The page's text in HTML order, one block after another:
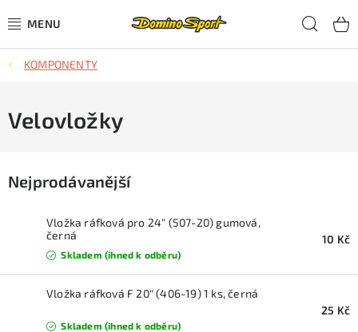
na
CYKLISTIKA
SJEZDOVÉ LYŽOVÁNÍ
BĚŽECKÉ LYŽOVÁNÍ
OBLEČENÍ A OBUV
BĚHÁNÍ
KOMPONENTY
Velovložky
Nejprodávanější
Vložka ráfková pro 24" (507-20) gumová,
černá
Skladem (ihned k odběru)
10 Kč
Vložka ráfková F 20" (406-19) 1 ks, černá
Skladem (ihned k odběru)
25 Kč